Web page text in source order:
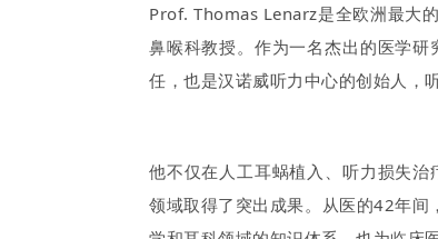
Prof. Thomas Lenarz是全欧洲最大
鼻喉科教授。作为一名杰出的医学
任，也是汉诺威听力中心的创始人，
他不仅在人工耳蜗植入、听力损失
领域取得了突出成果。从医的42年